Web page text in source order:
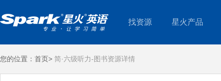
找资源 星火产品
您的位置： 首页> 简·六级听力-图书资源详情